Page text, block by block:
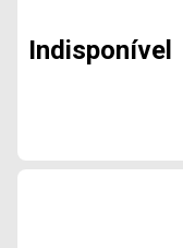
Indisponível